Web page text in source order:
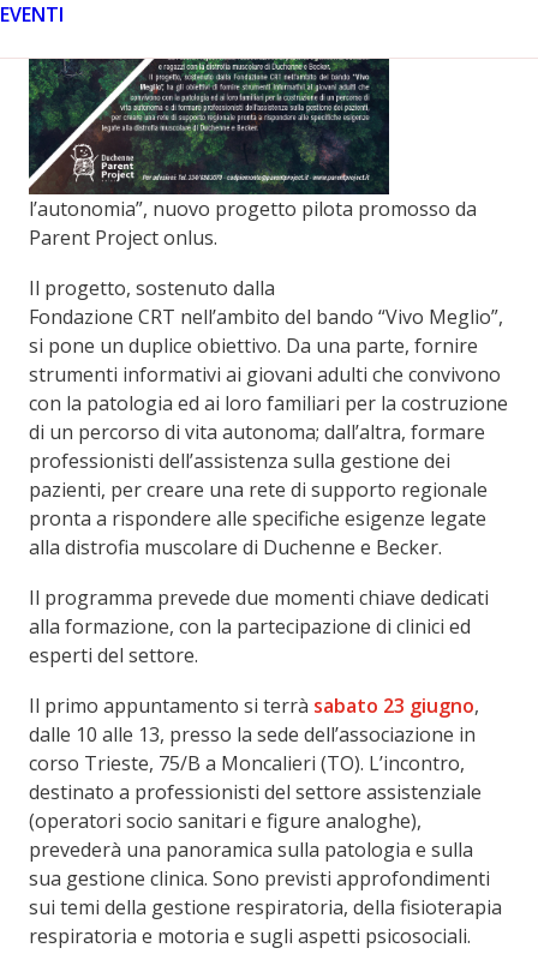
EVENTI
l’autonomia”, nuovo progetto pilota promosso da
Parent Project onlus.
Il progetto, sostenuto dalla
Fondazione CRT nell’ambito del bando “Vivo Meglio”,
si pone un duplice obiettivo. Da una parte, fornire
strumenti informativi ai giovani adulti che convivono
con la patologia ed ai loro familiari per la costruzione
di un percorso di vita autonoma; dall’altra, formare
professionisti dell’assistenza sulla gestione dei
pazienti, per creare una rete di supporto regionale
pronta a rispondere alle specifiche esigenze legate
alla distrofia muscolare di Duchenne e Becker.
Il programma prevede due momenti chiave dedicati
alla formazione, con la partecipazione di clinici ed
esperti del settore.
Il primo appuntamento si terrà sabato 23 giugno,
dalle 10 alle 13, presso la sede dell’associazione in
corso Trieste, 75/B a Moncalieri (TO). L’incontro,
destinato a professionisti del settore assistenziale
(operatori socio sanitari e figure analoghe),
prevederà una panoramica sulla patologia e sulla
sua gestione clinica. Sono previsti approfondimenti
sui temi della gestione respiratoria, della fisioterapia
respiratoria e motoria e sugli aspetti psicosociali.